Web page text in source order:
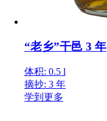
“老乡”干邑 3 年
体积: 0.5 l
摘抄: 3 年
学到更多